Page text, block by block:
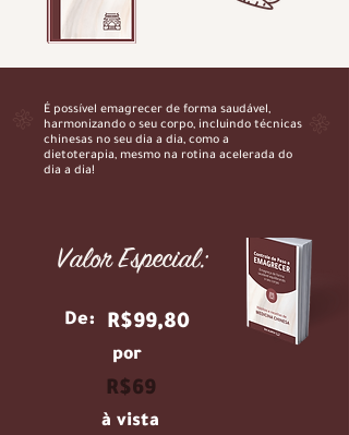
Valor Especial:
por
R$99,80
De:
R$69
à vista
É possível emagrecer de forma saudável,
harmonizando o seu corpo, incluindo técnicas
chinesas no seu dia a dia, como a
dietoterapia, mesmo na rotina acelerada do
dia a dia!